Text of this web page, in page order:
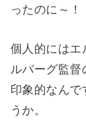
ったのに～！
個人的にはエ
ルバーグ監
印象的なんで
うか。